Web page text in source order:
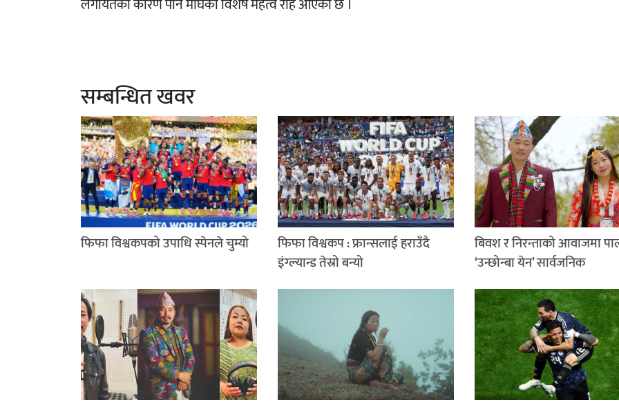
लगायतका कारण पनि माघको विशेष महत्व रहि आएको छ ।
सम्बन्धित खवर
फिफा विश्वकपको उपाधि स्पेनले चुम्यो
फिफा विश्वकप : फ्रान्सलाई हराउँदै
इंग्ल्यान्ड तेस्रो बन्यो
बिवश र निरन्ताको आवाजमा
‘उन्छोन्बा येन’ सार्वजनिक